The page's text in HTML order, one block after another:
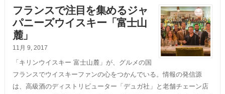
フランスで注目を集めるジャ
パニーズウイスキー「富士山
麓」
11月 9, 2017
「キリンウイスキー 富士山麓」が、グルメの国
フランスでウイスキーファンの心をつかんでいる。情報の発信源
は、高級酒のディストリビューター「デュガ社」と老舗チェーン店